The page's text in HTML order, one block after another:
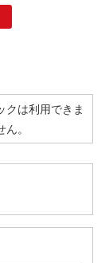
クは利用できま
ん。